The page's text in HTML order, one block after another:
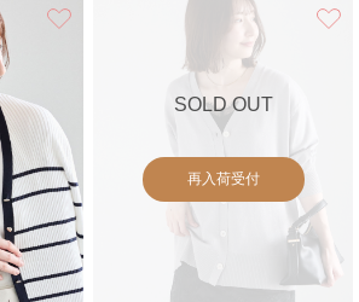
SOLD OUT
再入荷受付